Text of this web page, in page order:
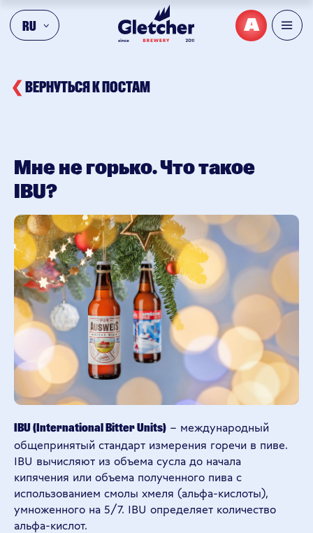
RU
Мне не горько. Что такое
IBU?
IBU (International Bitter Units) – международный
общепринятый стандарт измерения горечи в пиве.
IBU вычисляют из объема сусла до начала
кипячения или объема полученного пива с
использованием смолы хмеля (альфа-кислоты),
умноженного на 5/7. IBU определяет количество
альфа-кислот.